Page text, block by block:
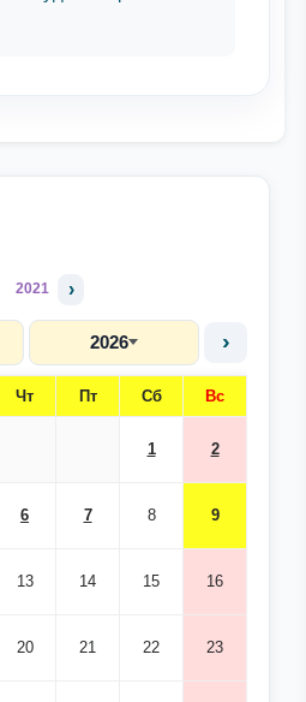
2021 ›
2026 ›
Чт Пт Сб Вс
1 2
6 7 8 9
13 14 15 16
20 21 22 23